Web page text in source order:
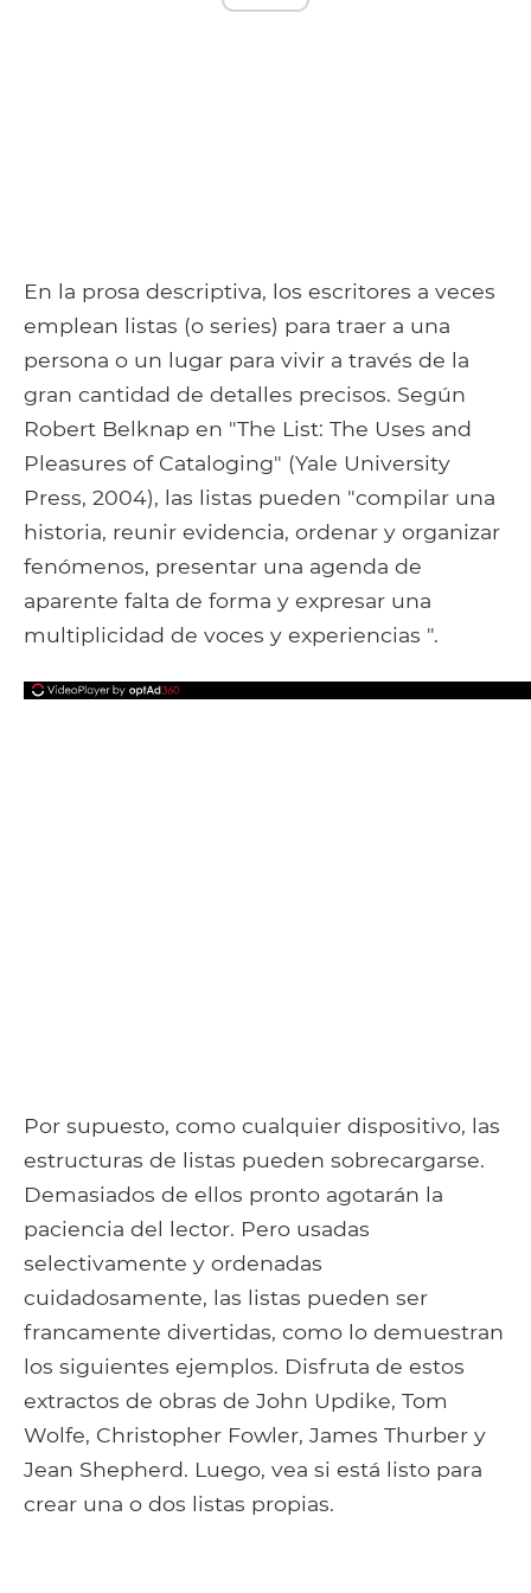
En la prosa descriptiva, los escritores a veces
emplean listas (o series) para traer a una
persona o un lugar para vivir a través de la
gran cantidad de detalles precisos. Según
Robert Belknap en "The List: The Uses and
Pleasures of Cataloging" (Yale University
Press, 2004), las listas pueden "compilar una
historia, reunir evidencia, ordenar y organizar
fenómenos, presentar una agenda de
aparente falta de forma y expresar una
multiplicidad de voces y experiencias ".
Por supuesto, como cualquier dispositivo, las
estructuras de listas pueden sobrecargarse.
Demasiados de ellos pronto agotarán la
paciencia del lector. Pero usadas
selectivamente y ordenadas
cuidadosamente, las listas pueden ser
francamente divertidas, como lo demuestran
los siguientes ejemplos. Disfruta de estos
extractos de obras de John Updike, Tom
Wolfe, Christopher Fowler, James Thurber y
Jean Shepherd. Luego, vea si está listo para
crear una o dos listas propias.